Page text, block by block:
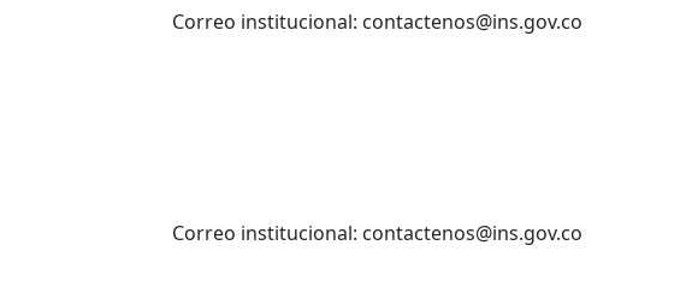
Correo institucional: contactenos@ins.gov.co
Correo institucional: contactenos@ins.gov.co